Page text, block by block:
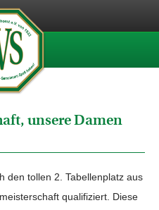
unsere Damen
den tollen 2. Tabellenplatz aus
qualifiziert. Diese